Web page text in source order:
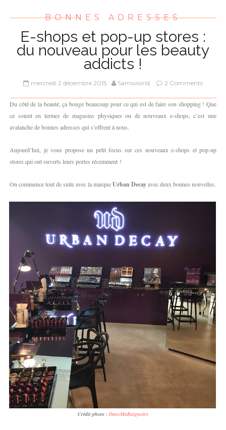
BONNES ADRESSES
E-shops et pop-up stores :
du nouveau pour les beauty
addicts !
mercredi 2 décembre 2015 Samsworld 2 Comments
Du côté de la beauté, ça bouge beaucoup pour ce qui est de faire son shopping ! Que
ce soient en termes de magasins physiques ou de nouveaux e-shops, c’est une
avalanche de bonnes adresses qui s’offrent à nous.
Aujourd’hui, je vous propose un petit focus sur ces nouveaux e-shops et pop-up
stores qui ont ouverts leurs portes récemment !
On commence tout de suite avec la marqueUrban Decayavec deux bonnes nouvelles.
Crédit photo : DansMaBaignoire